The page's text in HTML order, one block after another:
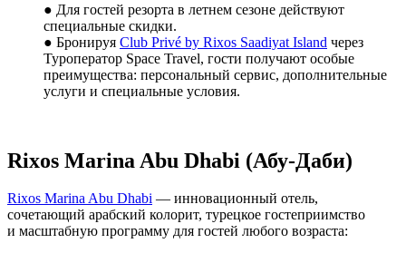
● Для гостей резорта в летнем сезоне действуют
специальные скидки.
● Бронируя Club Privé by Rixos Saadiyat Island через
Туроператор Space Travel, гости получают особые
преимущества: персональный сервис, дополнительные
услуги и специальные условия.
Rixos Marina Abu Dhabi (Абу-Даби)
Rixos Marina Abu Dhabi — инновационный отель,
сочетающий арабский колорит, турецкое гостеприимство
и масштабную программу для гостей любого возраста: